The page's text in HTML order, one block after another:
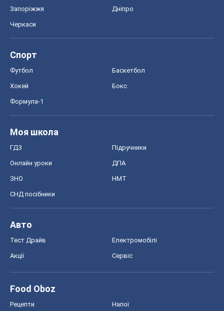
Запоріжжя Дніпро
Черкаси
Спорт
Футбол Баскетбол
Хокей Бокс
Формула-1
Моя школа
ГДЗ Підручники
Онлайн уроки ДПА
ЗНО НМТ
СНД посібники
Авто
Тест Драйв Електромобілі
Акції Сервіс
Food Oboz
Рецепти Напої